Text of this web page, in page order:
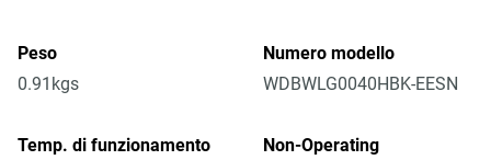
Peso
0.91kgs
Numero modello
WDBWLG0040HBK-EESN
Temp. di funzionamento
Non-Operating